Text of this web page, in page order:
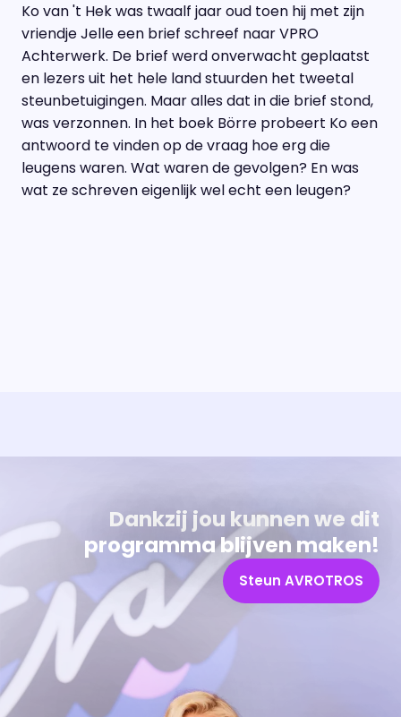
Ko van 't Hek was twaalf jaar oud toen hij met zijn
vriendje Jelle een brief schreef naar VPRO
Achterwerk. De brief werd onverwacht geplaatst
en lezers uit het hele land stuurden het tweetal
steunbetuigingen. Maar alles dat in die brief stond,
was verzonnen. In het boek Börre probeert Ko een
antwoord te vinden op de vraag hoe erg die
leugens waren. Wat waren de gevolgen? En was
wat ze schreven eigenlijk wel echt een leugen?
Dankzij jou kunnen we dit
programma blijven maken!
Steun AVROTROS